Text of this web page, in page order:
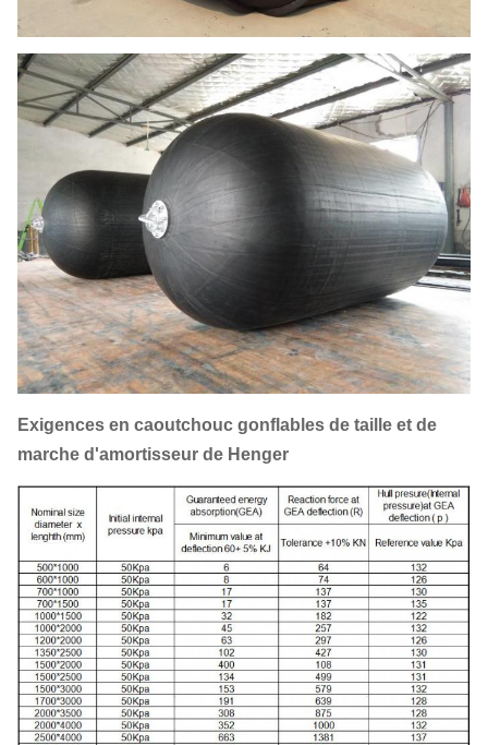
Exigences en caoutchouc gonflables de taille et de
marche d'amortisseur de Henger